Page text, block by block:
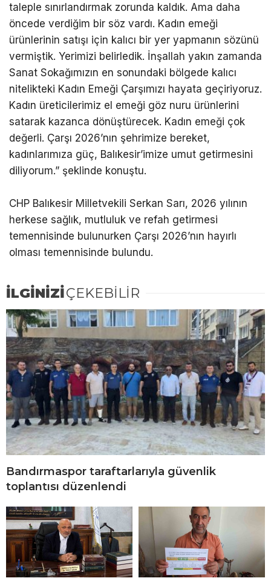
taleple sınırlandırmak zorunda kaldık. Ama daha
öncede verdiğim bir söz vardı. Kadın emeği
ürünlerinin satışı için kalıcı bir yer yapmanın sözünü
vermiştik. Yerimizi belirledik. İnşallah yakın zamanda
Sanat Sokağımızın en sonundaki bölgede kalıcı
nitelikteki Kadın Emeği Çarşımızı hayata geçiriyoruz.
Kadın üreticilerimiz el emeği göz nuru ürünlerini
satarak kazanca dönüştürecek. Kadın emeği çok
değerli. Çarşı 2026’nın şehrimize bereket,
kadınlarımıza güç, Balıkesir’imize umut getirmesini
diliyorum.” şeklinde konuştu.
CHP Balıkesir Milletvekili Serkan Sarı, 2026 yılının
herkese sağlık, mutluluk ve refah getirmesi
temennisinde bulunurken Çarşı 2026’nın hayırlı
olması temennisinde bulundu.
İLGİNİZİÇEKEBİLİR
Bandırmaspor taraftarlarıyla güvenlik
toplantısı düzenlendi